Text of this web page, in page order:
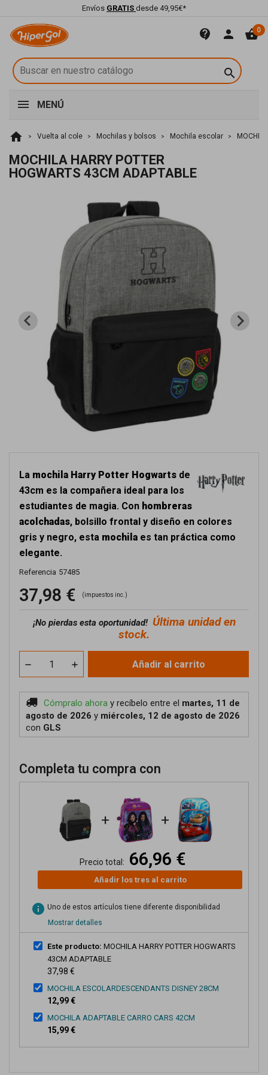
Envíos GRATIS desde 49,95€*
contact_support person shopping_basket0

MENÚ
home Vuelta al cole Mochilas y bolsos Mochila escolar
MOCHILA HARRY POTTER
HOGWARTS 43CM ADAPTABLE
La mochila Harry Potter Hogwarts de
43cm es la compañera ideal para los
estudiantes de magia. Con hombreras
acolchadas, bolsillo frontal y diseño en colores
gris y negro, esta mochila es tan práctica como
elegante.
Referencia 57485
37,98 € (impuestos inc.)
¡No pierdas esta oportunidad! Última unidad en
stock.
Añadir al carrito
Cómpralo ahora y recíbelo entre el martes, 11 de
agosto de 2026 y miércoles, 12 de agosto de 2026
con GLS
Completa tu compra con
+ +
Precio total: 66,96 €
Añadir los tres al carrito
info Uno de estos artículos tiene diferente disponibilidad
Mostrar detalles
Este producto: MOCHILA HARRY POTTER HOGWARTS
43CM ADAPTABLE
37,98 €
MOCHILA ESCOLARDESCENDANTS DISNEY 28CM
12,99 €
MOCHILA ADAPTABLE CARRO CARS 42CM
15,99 €